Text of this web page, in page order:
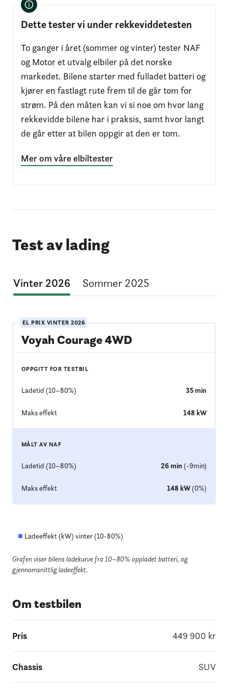
Dette tester vi under rekkeviddetesten
To ganger i året (sommer og vinter) tester NAF
og Motor et utvalg elbiler på det norske
markedet. Bilene starter med fulladet batteri og
kjører en fastlagt rute frem til de går tom for
strøm. På den måten kan vi si noe om hvor lang
rekkevidde bilene har i praksis, samt hvor langt
de går etter at bilen oppgir at den er tom.
Mer om våre elbiltester
Test av lading
Vinter 2026 Sommer 2025
EL PRIX VINTER 2026
Voyah Courage 4WD
OPPGITT FOR TESTBIL
Ladetid (10–80%) 35min
Maks effekt 148 kW
MÅLT AV NAF
Ladetid (10–80%) 26min (-9min)
Maks effekt 148 kW(0%)
Ladeeffekt (kW) vinter (10-80%)
Grafen viser bilens ladekurve fra 10–80% oppladet batteri, og
gjennomsnittlig ladeeffekt.
Om testbilen
Pris 449 900 kr
Chassis SUV